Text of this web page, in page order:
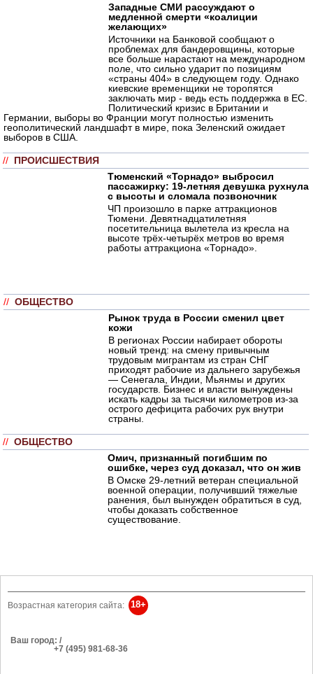
Западные СМИ рассуждают о
медленной смерти «коалиции
желающих»
Источники на Банковой сообщают о
проблемах для бандеровщины, которые
все больше нарастают на международном
поле, что сильно ударит по позициям
«страны 404» в следующем году. Однако
киевские временщики не торопятся
заключать мир - ведь есть поддержка в ЕС.
Политический кризис в Британии и
Германии, выборы во Франции могут полностью изменить
геополитический ландшафт в мире, пока Зеленский ожидает
выборов в США.
// ПРОИСШЕСТВИЯ
Тюменский «Торнадо» выбросил
пассажирку: 19-летняя девушка рухнула
с высоты и сломала позвоночник
ЧП произошло в парке аттракционов
Тюмени. Девятнадцатилетняя
посетительница вылетела из кресла на
высоте трёх-четырёх метров во время
работы аттракциона «Торнадо».
// ОБЩЕСТВО
Рынок труда в России сменил цвет
кожи
В регионах России набирает обороты
новый тренд: на смену привычным
трудовым мигрантам из стран СНГ
приходят рабочие из дальнего зарубежья
— Сенегала, Индии, Мьянмы и других
государств. Бизнес и власти вынуждены
искать кадры за тысячи километров из-за
острого дефицита рабочих рук внутри
страны.
// ОБЩЕСТВО
Омич, признанный погибшим по
ошибке, через суд доказал, что он жив
В Омске 29-летний ветеран специальной
военной операции, получивший тяжелые
ранения, был вынужден обратиться в суд,
чтобы доказать собственное
существование.
Возрастная категория сайта: 18+
Ваш город: /
+7 (495) 981-68-36